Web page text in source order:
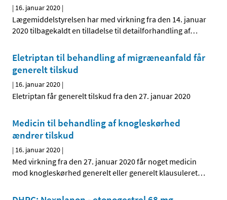
| 16. januar 2020 |
Lægemiddelstyrelsen har med virkning fra den 14. januar
2020 tilbagekaldt en tilladelse til detailforhandling af…
Eletriptan til behandling af migræneanfald får
generelt tilskud
| 16. januar 2020 |
Eletriptan får generelt tilskud fra den 27. januar 2020
Medicin til behandling af knogleskørhed
ændrer tilskud
| 16. januar 2020 |
Med virkning fra den 27. januar 2020 får noget medicin
mod knogleskørhed generelt eller generelt klausuleret…